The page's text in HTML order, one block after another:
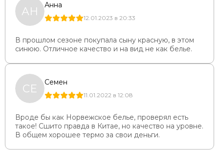
АН Анна
12.01.2023 в 20:33
В прошлом сезоне покупала сыну красную, в этом
синюю. Отличное качество и на вид не как белье.
СЕ Семен
11.01.2022 в 12:08
Вроде бы как Норвежское белье, проверял есть
такое! Сшито правда в Китае, но качество на уровне.
В общем хорошее термо за свои деньги.